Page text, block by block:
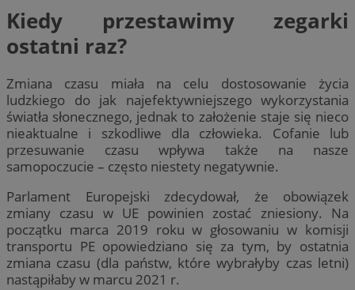
Kiedy przestawimy zegarki
ostatni raz?
Zmiana czasu miała na celu dostosowanie życia
ludzkiego do jak najefektywniejszego wykorzystania
światła słonecznego, jednak to założenie staje się nieco
nieaktualne i szkodliwe dla człowieka. Cofanie lub
przesuwanie czasu wpływa także na nasze
samopoczucie – często niestety negatywnie.
Parlament Europejski zdecydował, że obowiązek
zmiany czasu w UE powinien zostać zniesiony. Na
początku marca 2019 roku w głosowaniu w komisji
transportu PE opowiedziano się za tym, by ostatnia
zmiana czasu (dla państw, które wybrałyby czas letni)
nastąpiłaby w marcu 2021 r.